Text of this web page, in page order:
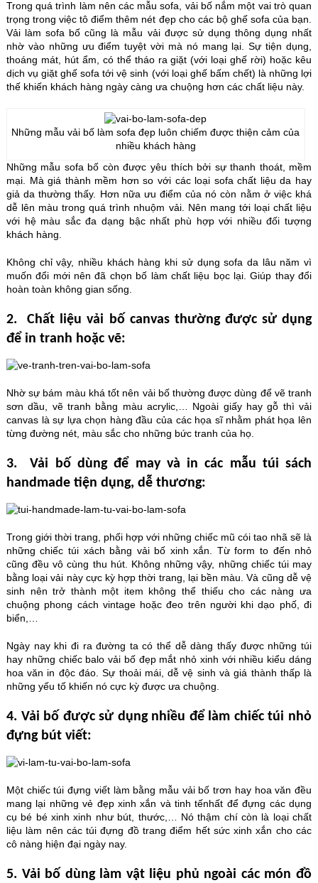
Trong quá trình làm nên các mẫu sofa, vải bố nắm một vai trò quan
trọng trong việc tô điểm thêm nét đẹp cho các bộ ghế sofa của bạn.
Vải làm sofa bố cũng là mẫu vải được sử dụng thông dụng nhất
nhờ vào những ưu điểm tuyệt vời mà nó mang lại. Sự tiện dụng,
thoáng mát, hút ẩm, có thể tháo ra giặt (với loại ghế rời) hoặc kêu
dịch vụ giặt ghế sofa tới vệ sinh (với loại ghế bấm chết) là những lợi
thế khiến khách hàng ngày càng ưa chuộng hơn các chất liệu này.
Những mẫu vải bố làm sofa đẹp luôn chiếm được thiện cảm của
nhiều khách hàng
Những mẫu sofa bố còn được yêu thích bởi sự thanh thoát, mềm
mại. Mà giá thành mềm hơn so với các loại sofa chất liệu da hay
giả da thường thấy. Hơn nữa ưu điểm của nó còn nằm ở việc khá
dễ lên màu trong quá trình nhuộm vải. Nên mang tới loại chất liệu
với hệ màu sắc đa dạng bậc nhất phù hợp với nhiều đối tượng
khách hàng.
Không chỉ vậy, nhiều khách hàng khi sử dụng sofa da lâu năm vì
muốn đổi mới nên đã chọn bố làm chất liệu bọc lại. Giúp thay đổi
hoàn toàn không gian sống.
2. Chất liệu vải bố canvas thường được sử dụng
để in tranh hoặc vẽ:
Nhờ sự bám màu khá tốt nên vải bố thường được dùng để vẽ tranh
sơn dầu, vẽ tranh bằng màu acrylic,… Ngoài giấy hay gỗ thì vải
canvas là sự lựa chọn hàng đầu của các họa sĩ nhằm phát họa lên
từng đường nét, màu sắc cho những bức tranh của họ.
3. Vải bố dùng để may và in các mẫu túi sách
handmade tiện dụng, dễ thương:
Trong giới thời trang, phối hợp với những chiếc mũ cói tao nhã sẽ là
những chiếc túi xách bằng vải bố xinh xắn. Từ form to đến nhỏ
cũng đều vô cùng thu hút. Không những vậy, những chiếc túi may
bằng loại vải này cực kỳ hợp thời trang, lại bền màu. Và cũng dễ vệ
sinh nên trở thành một item không thể thiếu cho các nàng ưa
chuộng phong cách vintage hoặc đeo trên người khi dạo phố, đi
biển,…
Ngày nay khi đi ra đường ta có thể dễ dàng thấy được những túi
hay những chiếc balo vải bố đẹp mắt nhỏ xinh với nhiều kiểu dáng
hoa văn in độc đáo. Sự thoải mái, dễ vệ sinh và giá thành thấp là
những yếu tố khiến nó cực kỳ được ưa chuộng.
4. Vải bố được sử dụng nhiều để làm chiếc túi nhỏ
đựng bút viết:
Một chiếc túi đựng viết làm bằng mẫu vải bố trơn hay hoa văn đều
mang lại những vẻ đẹp xinh xắn và tinh tếnhất để đựng các dụng
cụ bé bé xinh xinh như bút, thước,… Nó thậm chí còn là loại chất
liệu làm nên các túi đựng đồ trang điểm hết sức xinh xắn cho các
cô nàng hiện đại ngày nay.
5. Vải bố dùng làm vật liệu phủ ngoài các món đồ